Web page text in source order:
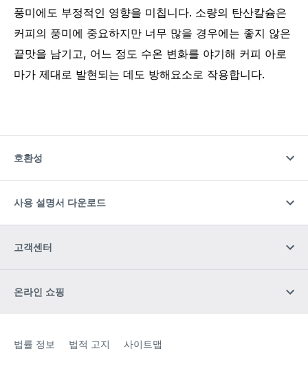
풍미에도 부정적인 영향을 미칩니다. 소량의 탄산칼슘은
커피의 풍미에 중요하지만 너무 많을 경우에는 좋지 않은
끝맛을 남기고, 어느 정도 수온 변화를 야기해 커피 아로
마가 제대로 발현되는 데도 방해요소로 작용합니다.
호환성
사용 설명서 다운로드
고객센터
온라인 쇼핑
Site Web
[Website information]
법률 정보 법적 고지 사이트맵